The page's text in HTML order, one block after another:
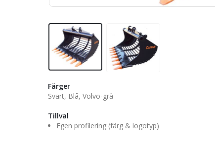
Färger
Svart, Blå, Volvo-grå
Tillval
Egen profilering (färg & logotyp)